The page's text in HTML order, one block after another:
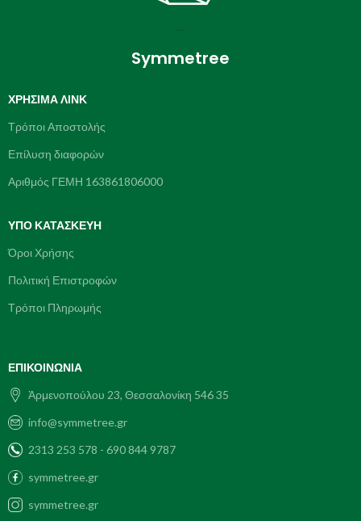
Symmetree
ΧΡΉΣΙΜΑ ΛΙΝΚ
Τρόποι Αποστολής
Επίλυση διαφορών
Αριθμός ΓΕΜΗ 163861806000
ΥΠΌ ΚΑΤΑΣΚΕΥΗ
Όροι Χρήσης
Πολιτική Επιστροφών
Τρόποι Πληρωμής
ΕΠΙΚΟΙΝΩΝΊΑ
Ἀρμενοπούλου 23, Θεσσαλονίκη 546 35
info@symmetree.gr
2313 253 578 - 690 844 9787
symmetree.gr
symmetree.gr